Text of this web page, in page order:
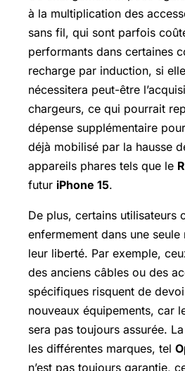
à la multiplication des
sans fil, qui sont parfois
performants dans certaines
recharge par induction, si
nécessitera peut-être
chargeurs, ce qui pourrait
dépense supplémentaire
déjà mobilisé par la hausse
appareils phares tels que le
futur iPhone 15.
De plus, certains utilisateurs
enfermement dans une
leur liberté. Par exemple,
des anciens câbles ou des
spécifiques risquent de
nouveaux équipements, car
sera pas toujours assurée.
les différentes marques, tel
n’est pas toujours garantie,